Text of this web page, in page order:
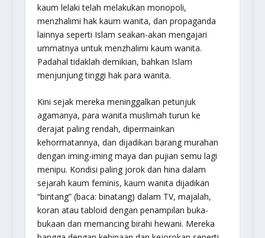
kaum lelaki telah melakukan monopoli,
menzhalimi hak kaum wanita, dan propaganda
lainnya seperti Islam seakan-akan mengajari
ummatnya untuk menzhalimi kaum wanita.
Padahal tidaklah demikian, bahkan Islam
menjunjung tinggi hak para wanita.
Kini sejak mereka meninggalkan petunjuk
agamanya, para wanita muslimah turun ke
derajat paling rendah, dipermainkan
kehormatannya, dan dijadikan barang murahan
dengan iming-iming maya dan pujian semu lagi
menipu. Kondisi paling jorok dan hina dalam
sejarah kaum feminis, kaum wanita dijadikan
“bintang” (baca: binatang) dalam TV, majalah,
koran atau tabloid dengan penampilan buka-
bukaan dan memancing birahi hewani. Mereka